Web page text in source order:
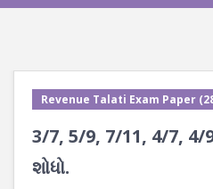
Revenue Talati Exam Paper
3/7, 5/9, 7/11, 4/7, 4/
શોધો.